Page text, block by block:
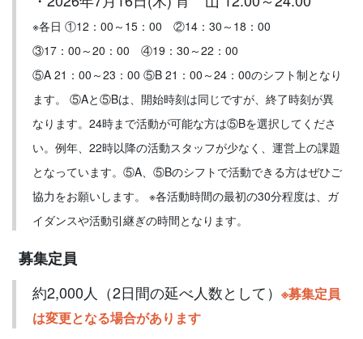
※各日 ①12：00～15：00
②14：30～18：00
③17：00～20：00
④19：30～22：00
⑤A 21：00～23：00 ⑤B 21：00～24：00のシフト制となり
ます。 ⑤Aと⑤Bは、開始時刻は同じですが、終了時刻が異
なります。24時まで活動が可能な方は⑤Bを選択してくださ
い。例年、22時以降の活動スタッフが少なく、運営上の課題
となっています。⑤A、⑤Bのシフトで活動できる方はぜひご
協力をお願いします。 ※各活動時間の最初の30分程度は、ガ
イダンスや活動引継ぎの時間となります。
募集定員
約2,000人（2日間の延べ人数として） ※募集定員
は変更となる場合があります